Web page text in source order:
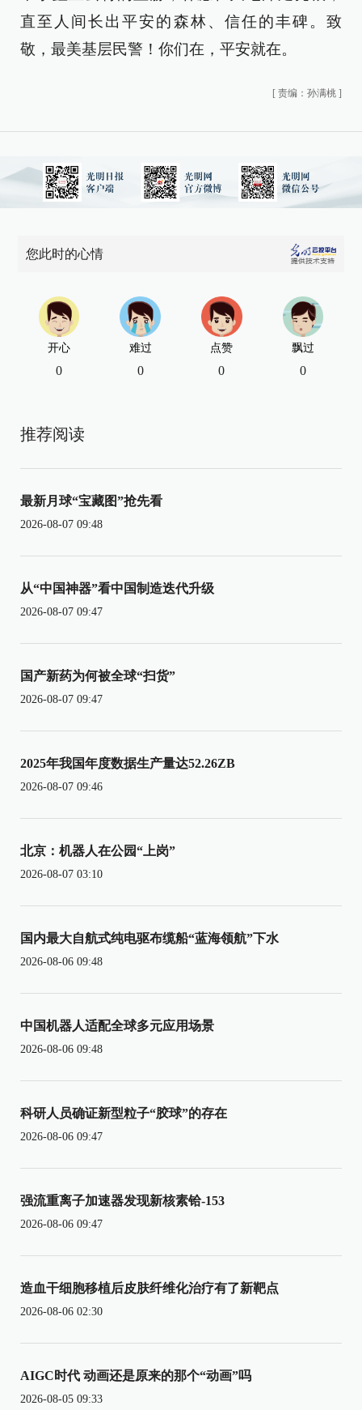
直至人间长出平安的森林、信任的丰碑。致
敬，最美基层民警！你们在，平安就在。
[ 责编：孙满桃 ]
您此时的心情
开心
0
难过
0
点赞
0
飘过
0
推荐阅读
最新月球“宝藏图”抢先看
2026-08-07 09:48
从“中国神器”看中国制造迭代升级
2026-08-07 09:47
国产新药为何被全球“扫货”
2026-08-07 09:47
2025年我国年度数据生产量达52.26ZB
2026-08-07 09:46
北京：机器人在公园“上岗”
2026-08-07 03:10
国内最大自航式纯电驱布缆船“蓝海领航”下水
2026-08-06 09:48
中国机器人适配全球多元应用场景
2026-08-06 09:48
科研人员确证新型粒子“胶球”的存在
2026-08-06 09:47
强流重离子加速器发现新核素铪-153
2026-08-06 09:47
造血干细胞移植后皮肤纤维化治疗有了新靶点
2026-08-06 02:30
AIGC时代 动画还是原来的那个“动画”吗
2026-08-05 09:33